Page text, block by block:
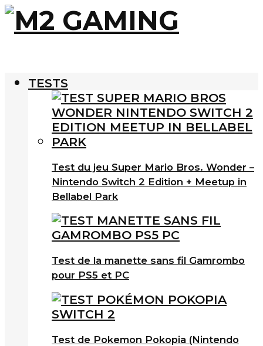
TESTS
Test du jeu Super Mario Bros. Wonder –
Nintendo Switch 2 Edition + Meetup in
Bellabel Park
Test de la manette sans fil Gamrombo
pour PS5 et PC
Test de Pokemon Pokopia (Nintendo